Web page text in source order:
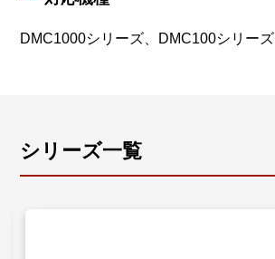
DMC1000シリーズ、DMC100シリーズ
シリーズ一覧